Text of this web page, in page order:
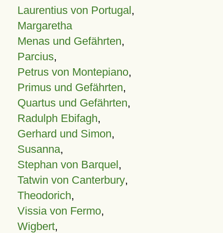
Laurentius von Portugal,
Margaretha
Menas und Gefährten,
Parcius,
Petrus von Montepiano,
Primus und Gefährten,
Quartus und Gefährten,
Radulph Ebifagh,
Gerhard und Simon,
Susanna,
Stephan von Barquel,
Tatwin von Canterbury,
Theodorich,
Vissia von Fermo,
Wigbert,